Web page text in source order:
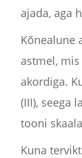
ajada, aga
Kõnealune
astmel,
akordiga.
(III), seega
tooni
Kuna